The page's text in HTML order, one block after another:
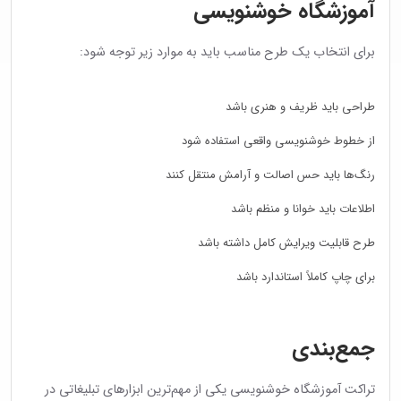
آموزشگاه خوشنویسی
برای انتخاب یک طرح مناسب باید به موارد زیر توجه شود:
طراحی باید ظریف و هنری باشد
از خطوط خوشنویسی واقعی استفاده شود
رنگ‌ها باید حس اصالت و آرامش منتقل کنند
اطلاعات باید خوانا و منظم باشد
طرح قابلیت ویرایش کامل داشته باشد
برای چاپ کاملاً استاندارد باشد
جمع‌بندی
تراکت آموزشگاه خوشنویسی یکی از مهم‌ترین ابزارهای تبلیغاتی در